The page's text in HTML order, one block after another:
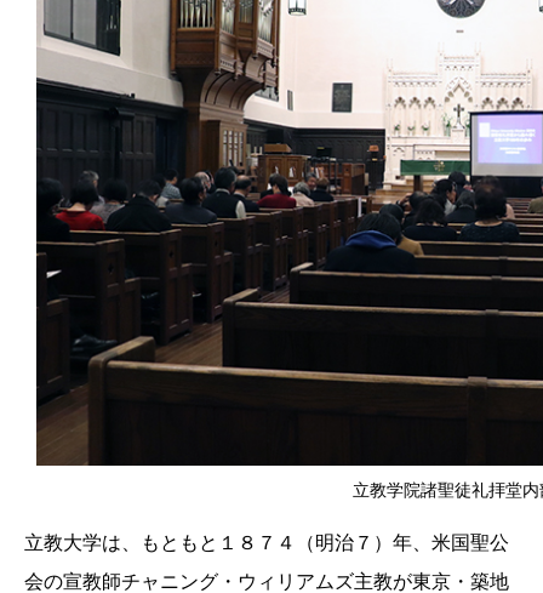
立教学院諸聖徒礼拝堂内
立教大学は、もともと１８７４（明治７）年、米国聖公
会の宣教師チャニング・ウィリアムズ主教が東京・築地